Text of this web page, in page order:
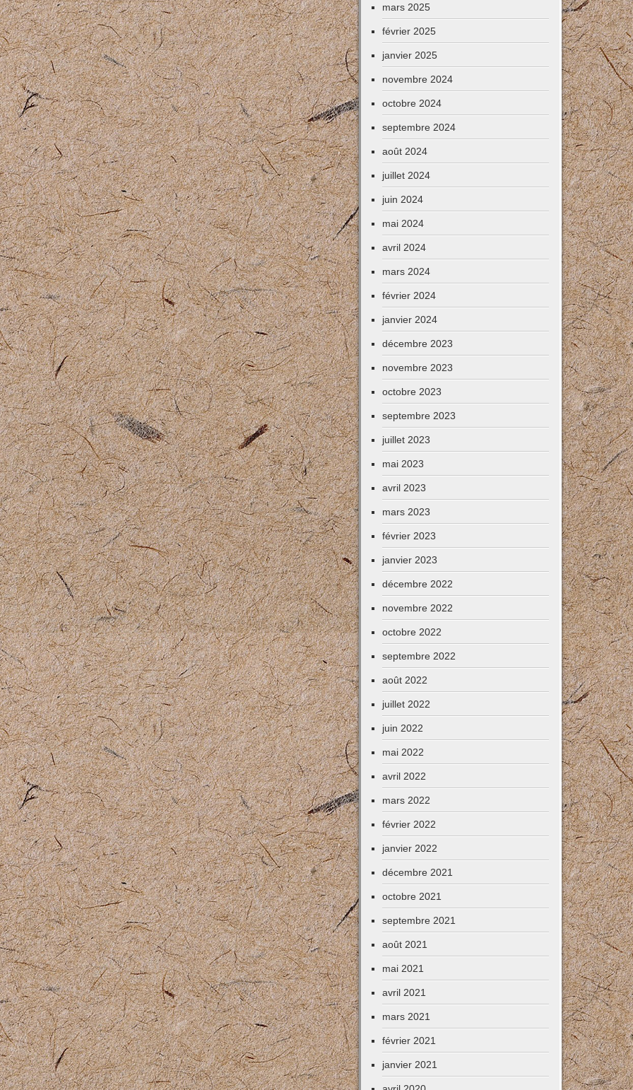
mars 2025
février 2025
janvier 2025
novembre 2024
octobre 2024
septembre 2024
août 2024
juillet 2024
juin 2024
mai 2024
avril 2024
mars 2024
février 2024
janvier 2024
décembre 2023
novembre 2023
octobre 2023
septembre 2023
juillet 2023
mai 2023
avril 2023
mars 2023
février 2023
janvier 2023
décembre 2022
novembre 2022
octobre 2022
septembre 2022
août 2022
juillet 2022
juin 2022
mai 2022
avril 2022
mars 2022
février 2022
janvier 2022
décembre 2021
octobre 2021
septembre 2021
août 2021
mai 2021
avril 2021
mars 2021
février 2021
janvier 2021